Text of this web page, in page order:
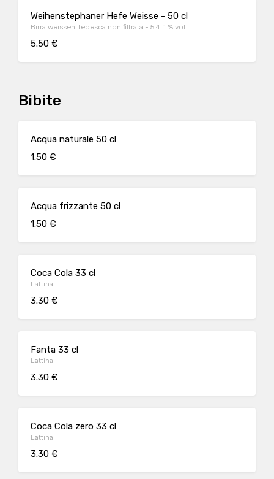
Weihenstephaner Hefe Weisse - 50 cl
Birra weissen Tedesca non filtrata - 5.4 ° % vol.
5.50 €
Bibite
Acqua naturale 50 cl
1.50 €
Acqua frizzante 50 cl
1.50 €
Coca Cola 33 cl
Lattina
3.30 €
Fanta 33 cl
Lattina
3.30 €
Coca Cola zero 33 cl
Lattina
3.30 €